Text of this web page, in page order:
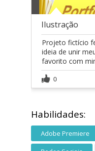
Ilustração
Projeto fictício
ideia de unir
favorito com
0
Habilidades:
Adobe Premiere